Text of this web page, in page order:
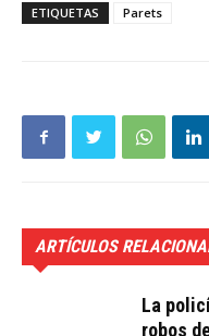
ETIQUETAS Parets
ARTÍCULOS
La
robos